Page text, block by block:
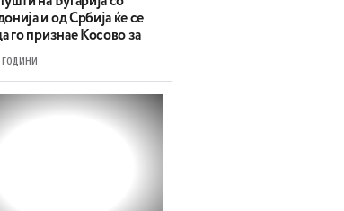
и од Србија ќе се
го признае Косово за